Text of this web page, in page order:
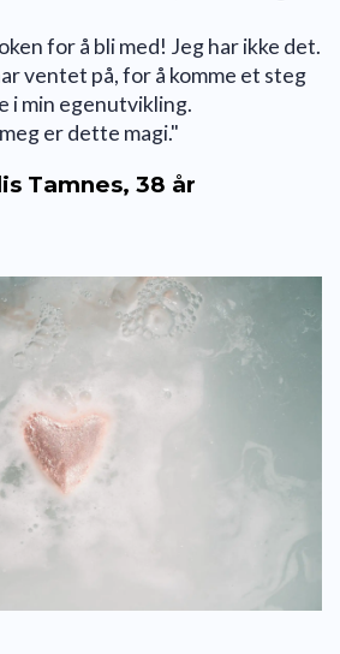
for å bli med! Jeg har ikke det.
ventet på, for å komme et steg
i min egenutvikling.
er dette magi."
Tamnes, 38 år